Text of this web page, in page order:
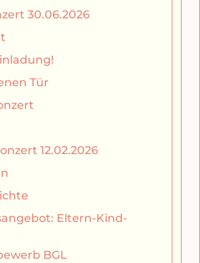
30.06.2026
Tür
12.02.2026
Eltern-Kind-
BGL